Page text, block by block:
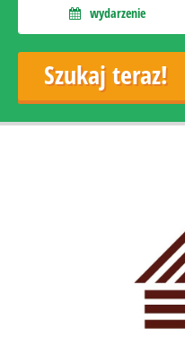
wydarzenie